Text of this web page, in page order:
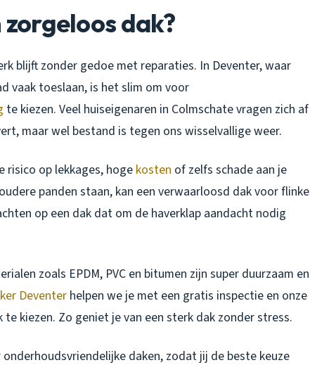
dak?
blijft zonder gedoe met reparaties. In Deventer, waar
vaak toeslaan, is het slim om voor
te kiezen. Veel huiseigenaren in Colmschate vragen zich af
maar wel bestand is tegen ons wisselvallige weer.
risico op lekkages, hoge kosten of zelfs schade aan je
panden staan, kan een verwaarloosd dak voor flinke
op een dak dat om de haverklap aandacht nodig
zoals EPDM, PVC en bitumen zijn super duurzaam en
Deventer helpen we je met een gratis inspectie en onze
kiezen. Zo geniet je van een sterk dak zonder stress.
daken, zodat jij de beste keuze